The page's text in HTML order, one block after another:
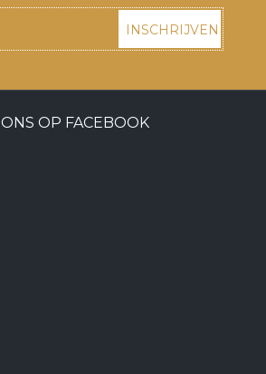
INSCHRIJVEN
OP FACEBOOK